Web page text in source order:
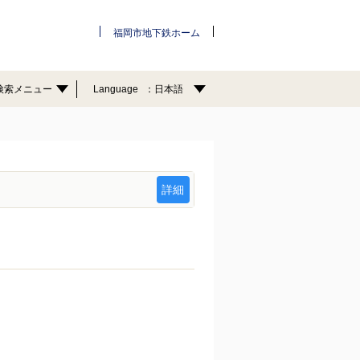
福岡市地下鉄ホーム
索メニュー Language 日本語
詳細